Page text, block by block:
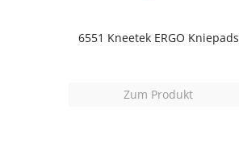
6551 Kneetek ERGO Kniepads
Zum Produkt